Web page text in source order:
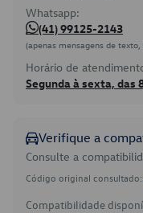
Whatsapp:
(41) 99125-2143
(apenas mensagens de
Horário de
Segunda à sexta, das
Verifique a
Consulte a
Código original consultado:
Compatibilidade